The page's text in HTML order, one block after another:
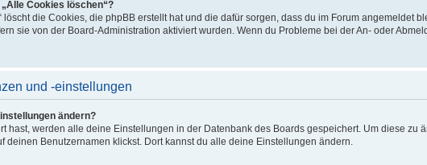
Cookies löschen“?
löscht die Cookies, die phpBB erstellt hat und die dafür sorgen, dass du im Forum
sie von der Board-Administration aktiviert wurden. Wenn du Probleme bei der An- oder
und -einstellungen
ändern?
hast, werden alle deine Einstellungen in der Datenbank des Boards gespeichert. Um diese zu
deinen Benutzernamen klickst. Dort kannst du alle deine Einstellungen ändern.